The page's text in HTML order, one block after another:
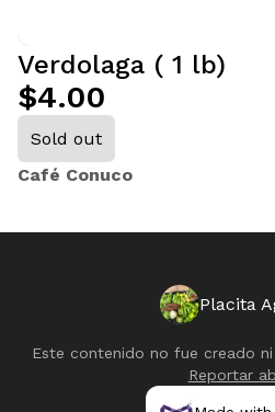
Verdolaga ( 1 lb)
$4.00
Sold out
Café Conuco
Placita
Este contenido no fue creado
Reportar